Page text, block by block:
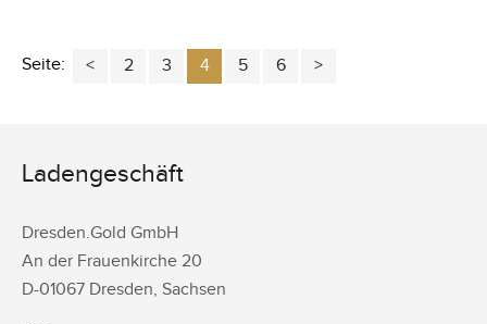
Seite: 2 3 4 5 6
Ladengeschäft
Dresden.Gold GmbH
An der Frauenkirche 20
D-01067 Dresden, Sachsen